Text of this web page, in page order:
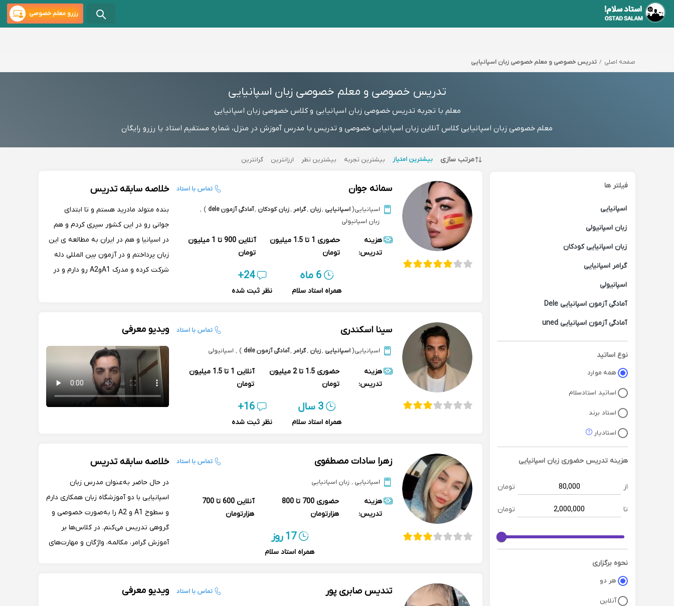
رزرو معلم خصوصی
صفحه اصلی تدریس خصوصی و معلم خصوصی زبان اسپانیایی
تدریس خصوصی و معلم خصوصی زبان اسپانیایی
معلم با تجربه تدریس خصوصی زبان اسپانیایی و کلاس خصوصی زبان اسپانیایی
معلم خصوصی زبان اسپانیایی کلاس آنلاین زبان اسپانیایی خصوصی و تدریس با مدرس آموزش در منزل، شماره مستقیم استاد یا رزرو رایگان
فیلتر ها
اسپانیایی
زبان اسپانیولی
زبان اسپانیایی کودکان
گرامر اسپانیایی
اسپانیولی
آمادگی آزمون اسپانیایی Dele
آمادگی آزمون اسپانیایی uned
آمادگی آزمون اسپانیایی ebau -
selectividad
نوع اساتید
همه موارد
اساتید استادسلام
استاد برند
استادیار
هزینه تدریس حضوری زبان اسپانیایی
از تومان
تا تومان
نحوه برگزاری
هر دو
آنلاین
مرتب سازی بیشترین امتیاز بیشترین تجربه بیشترین نظر ارزانترین گرانترین
سمانه جوان تماس با استاد
اسپانیایی(اسپانیایی ,زبان ,گرامر ,زبان کودکان ,آمادگی آزمون dele )
,
زبان اسپانیولی
هزینه
تدریس:
حضوری
1 تا 1.5 میلیون
تومان
آنلاین
900 تا 1 میلیون
تومان
6 ماه
همراه استاد سلام
24+
نظر ثبت شده
خلاصه سابقه تدریس
بنده متولد مادرید هستم و تا ابتدای
جوانی رو در این کشور سپری کردم و هم
در اسپانیا و هم در ایران به مطالعه ی این
زبان پرداختم و در آزمون بین المللی دله
شرکت کرده و مدرک A1وA2 رو دارم و در
سینا اسکندری تماس با استاد
اسپانیایی(اسپانیایی ,زبان ,گرامر ,آمادگی آزمون dele )
, اسپانیولی
هزینه
تدریس:
حضوری
1.5 تا 2 میلیون
تومان
آنلاین
1 تا 1.5 میلیون
تومان
3 سال
همراه استاد سلام
16+
نظر ثبت شده
ویدیو معرفی
زهرا سادات مصطفوی تماس با استاد
اسپانیایی , زبان اسپانیایی
هزینه
تدریس:
حضوری
700 تا 800
هزارتومان
آنلاین
600 تا 700
هزارتومان
17 روز
همراه استاد سلام
خلاصه سابقه تدریس
در حال حاضر به‌عنوان مدرس زبان
اسپانیایی با دو آموزشگاه زبان همکاری دارم
و سطوح A1 و A2 را به‌صورت خصوصی و
گروهی تدریس می‌کنم. در کلاس‌ها بر
آموزش گرامر، مکالمه، واژگان و مهارت‌های
آموزشی متناسب با سطح آن‌ها طراحی
تندیس صابری پور تماس با استاد ویدیو معرفی